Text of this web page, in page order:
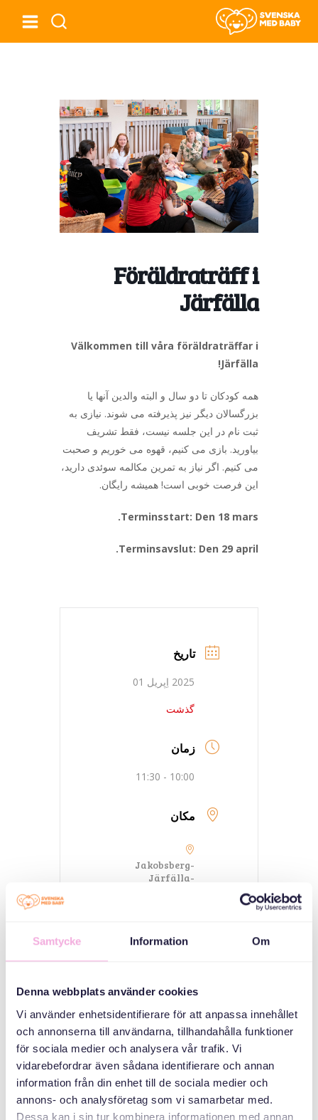
Samtycke Information Om
Denna webbplats använder cookies
Vi använder enhetsidentifierare för att anpassa innehållet
och annonserna till användarna, tillhandahålla funktioner
för sociala medier och analysera vår trafik. Vi
vidarebefordrar även sådana identifierare och annan
information från din enhet till de sociala medier och
annons- och analysföretag som vi samarbetar med.
Dessa kan i sin tur kombinera informationen med annan
Föräldraträff i
Järfälla
Välkommen till våra föräldraträffar i
Järfälla!
همه کودکان تا دو سال و البته والدین آنها یا
بزرگسالان دیگر نیز پذیرفته می شوند. نیازی به
ثبت نام در این جلسه نیست، فقط تشریف
بیاورید. بازی می کنیم، قهوه می خوریم و صحبت
می کنیم. اگر نیاز به تمرین مکالمه سوئدی دارید،
این فرصت خوبی است! همیشه رایگان.
Terminsstart: Den 18 mars.
Terminsavslut: Den 29 april.
تاریخ
2025 اِپریل 01
گذشت
زمان
10:00 - 11:30
مکان
Jakobsberg-
Järfälla-
جلسات والدین
سازمان دهنده